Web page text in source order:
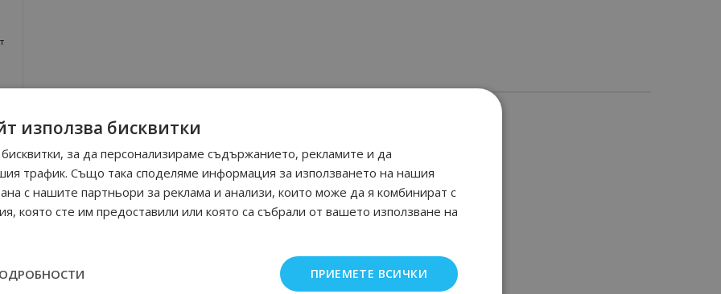
използва бисквитки
за да персонализираме съдържанието, рекламите и да
трафик. Също така споделяме информация за използването на нашия
с нашите партньори за реклама и анализи, които може да я комбинират с
която сте им предоставили или която са събрали от вашето използване на
ПРИЕМЕТЕ ВСИЧКИ